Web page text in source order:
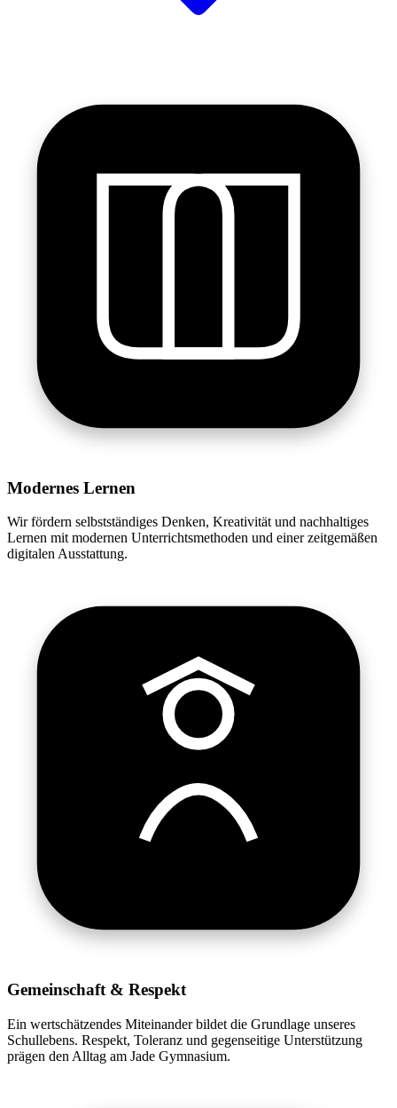
Modernes Lernen
Wir fördern selbstständiges Denken, Kreativität und nachhaltiges
Lernen mit modernen Unterrichtsmethoden und einer zeitgemäßen
digitalen Ausstattung.
Gemeinschaft & Respekt
Ein wertschätzendes Miteinander bildet die Grundlage unseres
Schullebens. Respekt, Toleranz und gegenseitige Unterstützung
prägen den Alltag am Jade Gymnasium.